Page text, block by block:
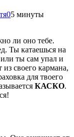
05 минуты
ли оно тебе.
Ты катаешься на
ты сам упал и
своего кармана,
для твоего
КАСКО.